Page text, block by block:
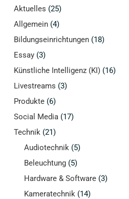
Aktuelles (25)
Allgemein (4)
Bildungseinrichtungen (18)
Essay (3)
Künstliche Intelligenz (KI) (16)
Livestreams (3)
Produkte (6)
Social Media (17)
Technik (21)
Audiotechnik (5)
Beleuchtung (5)
Hardware & Software (3)
Kameratechnik (14)